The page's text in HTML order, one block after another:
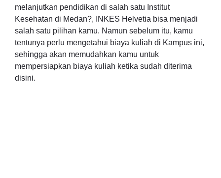
melanjutkan pendidikan di salah satu Institut
Kesehatan di Medan?, INKES Helvetia bisa menjadi
salah satu pilihan kamu. Namun sebelum itu, kamu
tentunya perlu mengetahui biaya kuliah di Kampus ini,
sehingga akan memudahkan kamu untuk
mempersiapkan biaya kuliah ketika sudah diterima
disini.